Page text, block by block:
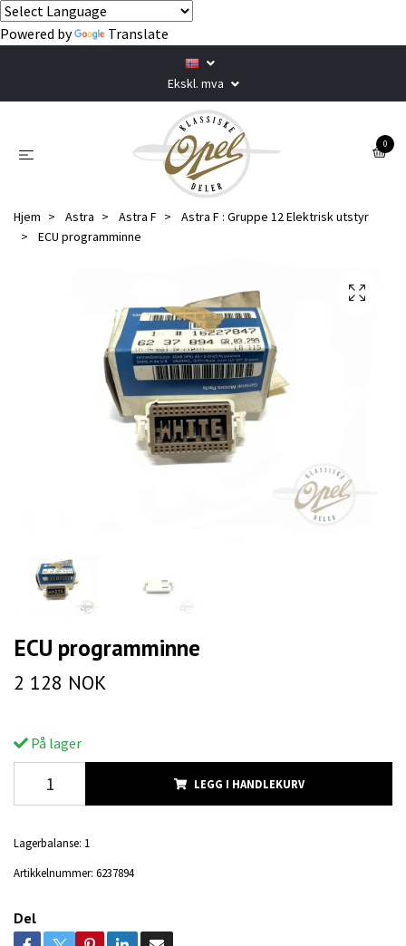
Powered by Translate
Ekskl. mva
0
Hjem Astra Astra F
Astra F : Gruppe 12 Elektrisk utstyr
ECU programminne
ECU programminne
2 128 NOK
På lager
LEGG I HANDLEKURV
Lagerbalanse: 1
Artikkelnummer: 6237894
Del